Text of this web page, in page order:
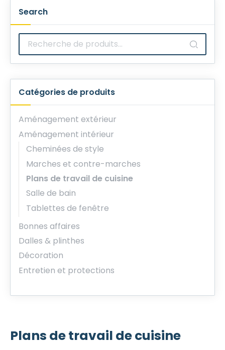
Search
Recherche
pour :
Catégories de produits
Aménagement extérieur
Aménagement intérieur
Cheminées de style
Marches et contre-marches
Plans de travail de cuisine
Salle de bain
Tablettes de fenêtre
Bonnes affaires
Dalles & plinthes
Décoration
Entretien et protections
Plans de travail de cuisine